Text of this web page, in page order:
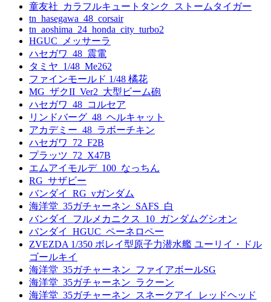
童友社_カラフルキュートタンク_ストームタイガー
tn_hasegawa_48_corsair
tn_aoshima_24_honda_city_turbo2
HGUC_メッサーラ
ハセガワ_48_震電
タミヤ_1/48_Me262
ファインモールド 1/48 橘花
MG_ザクII_Ver2_大型ビーム砲
ハセガワ_48_コルセア
リンドバーグ_48_ヘルキャット
アカデミー_48_ラボーチキン
ハセガワ_72_F2B
プラッツ_72_X47B
エムアイモルデ_100_なっちん
RG_サザビー
バンダイ_RG_νガンダム
海洋堂_35ガチャーネン_SAFS_白
バンダイ_フルメカニクス_10_ガンダムグシオン
バンダイ_HGUC_ペーネロペー
ZVEZDA 1/350 ボレイ型原子力潜水艦 ユーリイ・ドル
ゴールキイ
海洋堂_35ガチャーネン_ファイアボールSG
海洋堂_35ガチャーネン_ラクーン
海洋堂_35ガチャーネン_スネークアイ_レッドヘッド